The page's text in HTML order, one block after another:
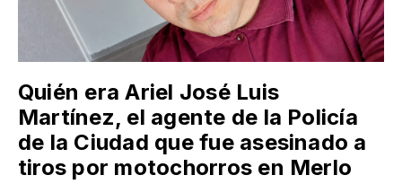
Quién era Ariel José Luis
Martínez, el agente de la Policía
de la Ciudad que fue asesinado a
tiros por motochorros en Merlo